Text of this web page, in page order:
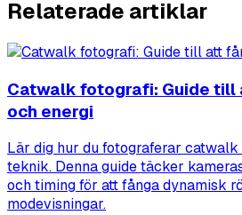
Relaterade artiklar
Catwalk fotografi: Guide till
och energi
Lär dig hur du fotograferar
teknik. Denna guide täcker
och timing för att fånga dynamisk
modevisningar.